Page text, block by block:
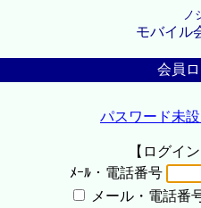
ノ
モバイル
会員
パスワード未
【ログイ
ﾒｰﾙ・電話番号
メール・電話番